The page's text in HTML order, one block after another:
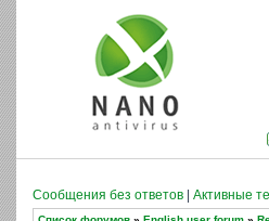
Сообщения без ответов Активные